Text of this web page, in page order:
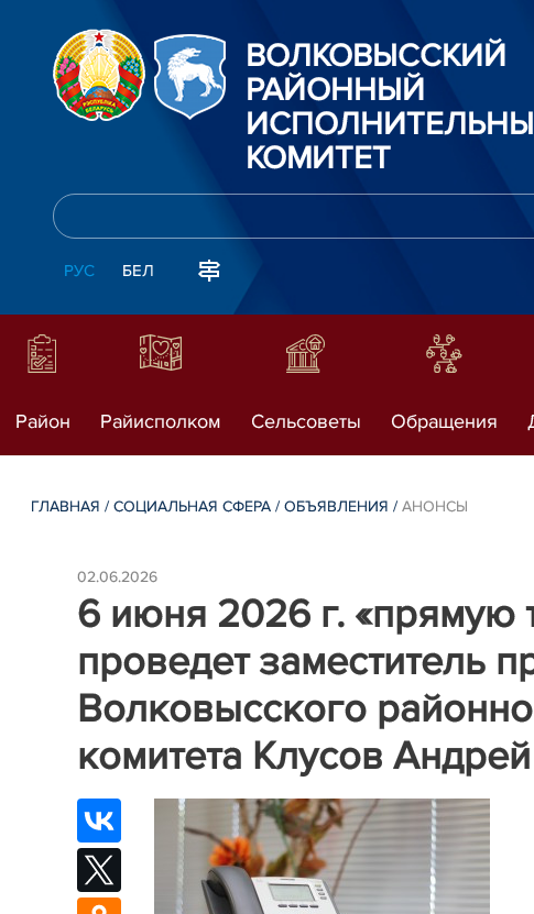
ВОЛКОВЫССКИЙ
РАЙОННЫЙ
КОМИТЕТ
РУС БЕЛ
Район Райисполком Сельсоветы Обращения
ГЛАВНАЯ /СОЦИАЛЬНАЯ СФЕРА /ОБЪЯВЛЕНИЯ /АНОНСЫ
02.06.2026
6 июня 2026 г.
проведет заместитель
Волковысского
комитета Клусов